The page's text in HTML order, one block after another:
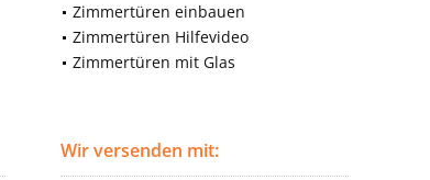
Zimmertüren einbauen
Zimmertüren Hilfevideo
Zimmertüren mit Glas
Wir versenden mit: